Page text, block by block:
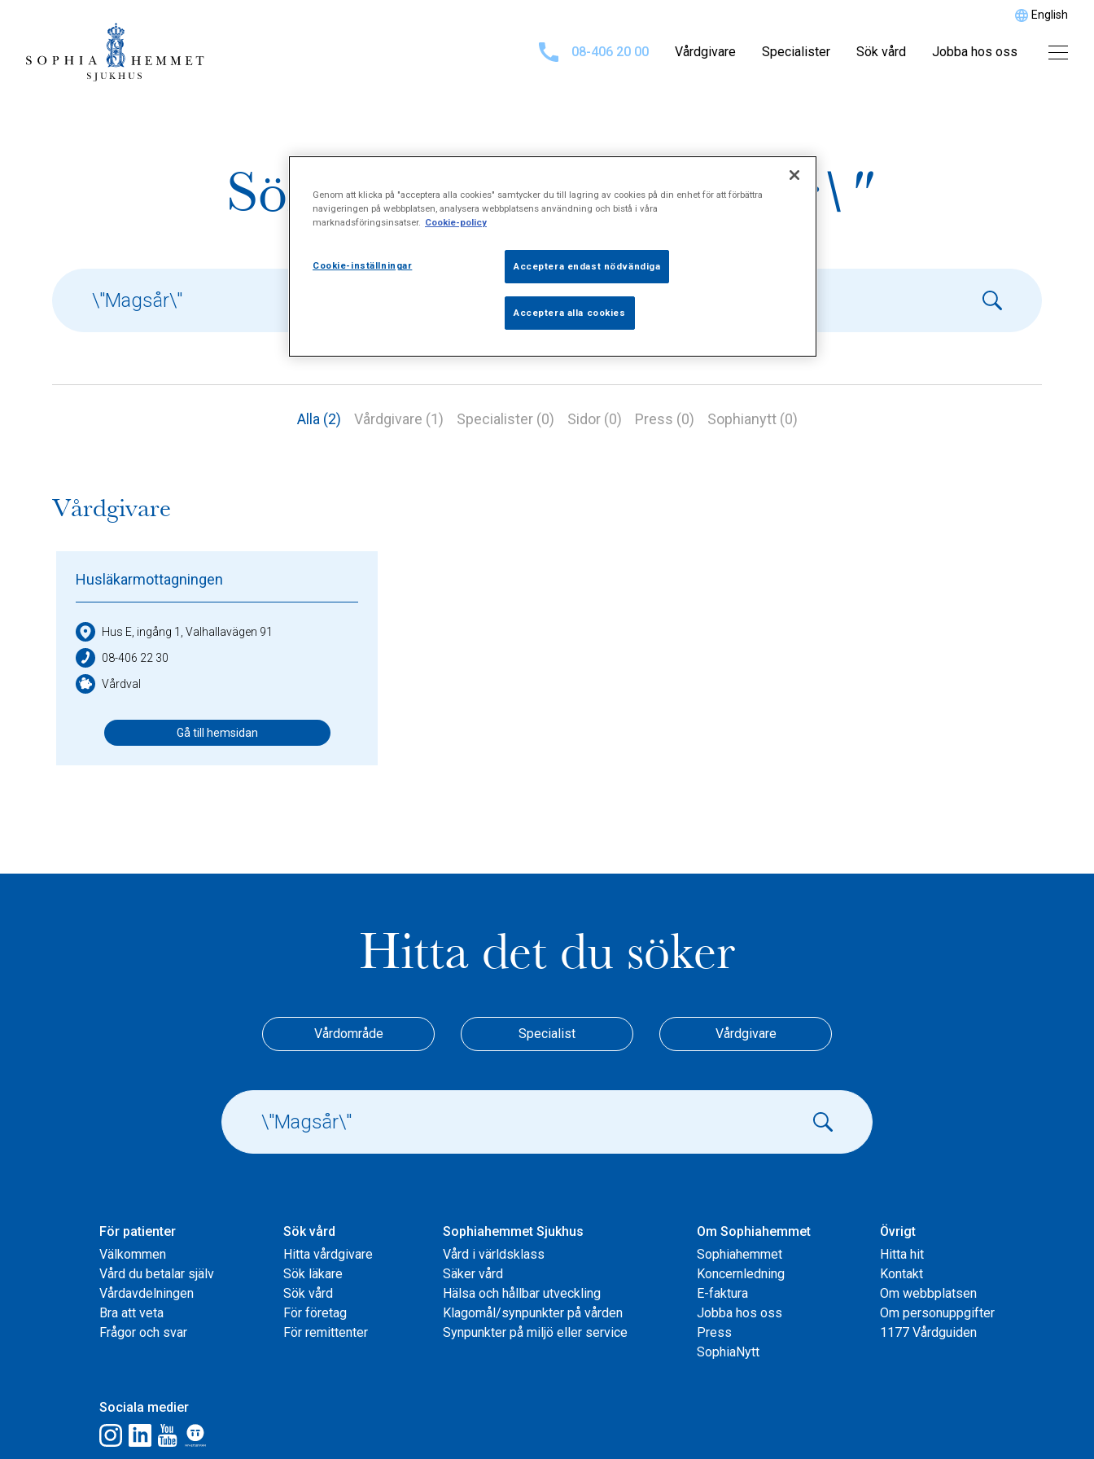
English
08-406 20 00 Vårdgivare Specialister Sök vård Jobba hos oss
Sökresultat för\"Magsår\"
Alla (2) Vårdgivare (1) Specialister (0) Sidor (0) Press (0) Sophianytt (0)
Vårdgivare
Husläkarmottagningen
Hus E, ingång 1, Valhallavägen 91
08-406 22 30
Vårdval
Gå till hemsidan
Hitta det du söker
Vårdområde Specialist Vårdgivare
För patienter
Välkommen
Vård du betalar själv
Vårdavdelningen
Bra att veta
Frågor och svar
Sök vård
Hitta vårdgivare
Sök läkare
Sök vård
För företag
För remittenter
Sophiahemmet Sjukhus
Vård i världsklass
Säker vård
Hälsa och hållbar utveckling
Klagomål/synpunkter på vården
Synpunkter på miljö eller service
Om Sophiahemmet
Sophiahemmet
Koncernledning
E-faktura
Jobba hos oss
Press
SophiaNytt
Övrigt
Hitta hit
Kontakt
Om webbplatsen
Om personuppgifter
1177 Vårdguiden
Sociala medier
Genom att klicka på "acceptera alla cookies" samtycker du till lagring av cookies på din enhet för att förbättra
navigeringen på webbplatsen, analysera webbplatsens användning och bistå i våra
marknadsföringsinsatser. Cookie-policy
Cookie-inställningar Acceptera endast nödvändiga
Acceptera alla cookies